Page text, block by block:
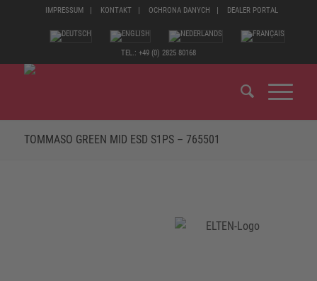
IMPRESSUM KONTAKT OCHRONA DANYCH DEALER PORTAL
TEL.: +49 (0) 2825 80168
TOMMASO GREEN MID ESD S1PS – 765501